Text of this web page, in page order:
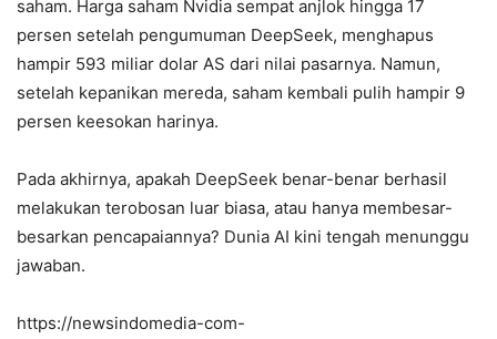
saham. Harga saham Nvidia sempat anjlok hingga 17
persen setelah pengumuman DeepSeek, menghapus
hampir 593 miliar dolar AS dari nilai pasarnya. Namun,
setelah kepanikan mereda, saham kembali pulih hampir 9
persen keesokan harinya.
Pada akhirnya, apakah DeepSeek benar-benar berhasil
melakukan terobosan luar biasa, atau hanya membesar-
besarkan pencapaiannya? Dunia AI kini tengah menunggu
jawaban.
https://newsindomedia-com-